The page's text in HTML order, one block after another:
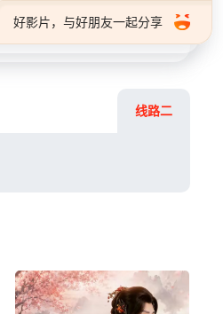
好影片，与好朋友一起分享
线路二